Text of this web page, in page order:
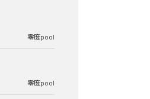
零度pool
零度pool